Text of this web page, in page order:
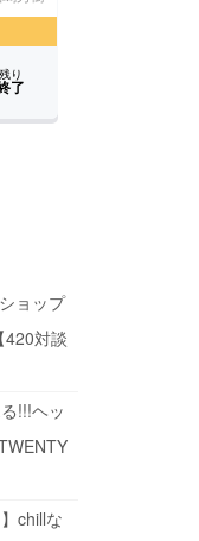
ョップ
420対談
!!!ヘッ
chillな